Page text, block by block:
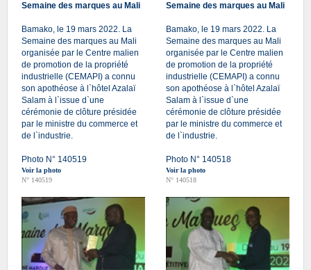
Semaine des marques au Mali
Bamako, le 19 mars 2022. La
Semaine des marques au Mali
organisée par le Centre malien
de promotion de la propriété
industrielle (CEMAPI) a connu
son apothéose à l`hôtel Azalaï
Salam à l`issue d`une
cérémonie de clôture présidée
par le ministre du commerce et
de l`industrie.
Photo N° 140519
Voir la photo
N° 140519
Semaine des marques au Mali
Bamako, le 19 mars 2022. La
Semaine des marques au Mali
organisée par le Centre malien
de promotion de la propriété
industrielle (CEMAPI) a connu
son apothéose à l`hôtel Azalaï
Salam à l`issue d`une
cérémonie de clôture présidée
par le ministre du commerce et
de l`industrie.
Photo N° 140518
Voir la photo
N° 140518